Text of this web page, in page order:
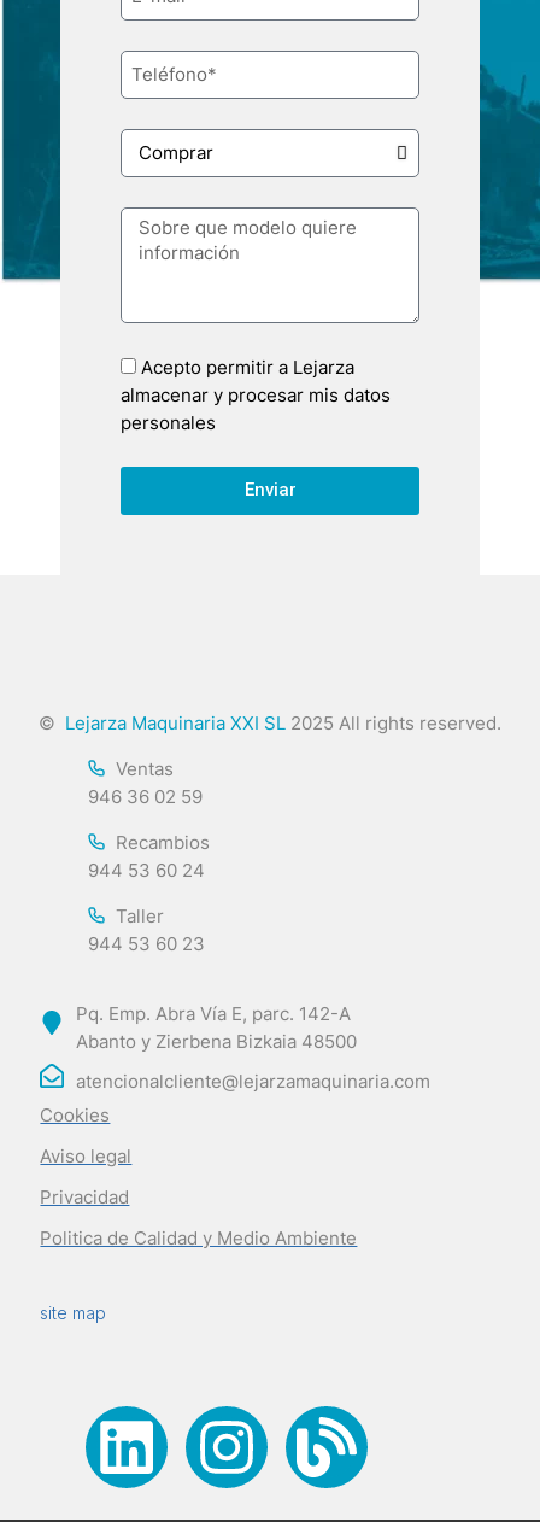
Acepto permitir a Lejarza
almacenar y procesar mis datos
personales
Enviar
© Lejarza Maquinaria XXI SL 2025 All rights reserved.
Ventas
946 36 02 59
Recambios
944 53 60 24
Taller
944 53 60 23
Pq. Emp. Abra Vía E, parc. 142-A
Abanto y Zierbena Bizkaia 48500
atencionalcliente@lejarzamaquinaria.com
Cookies
Aviso legal
Privacidad
Politica de Calidad y Medio Ambiente
site map